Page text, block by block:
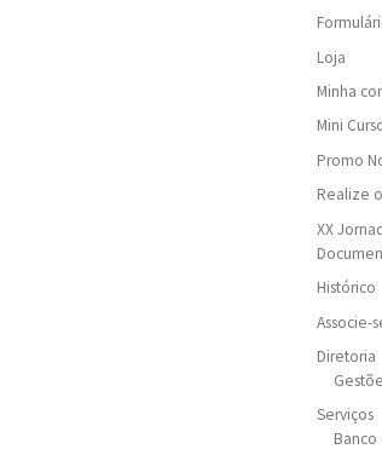
Loja
Minha
Mini
Promo
Realize
XX
Histórico
Associe-
Diretoria
Serviços